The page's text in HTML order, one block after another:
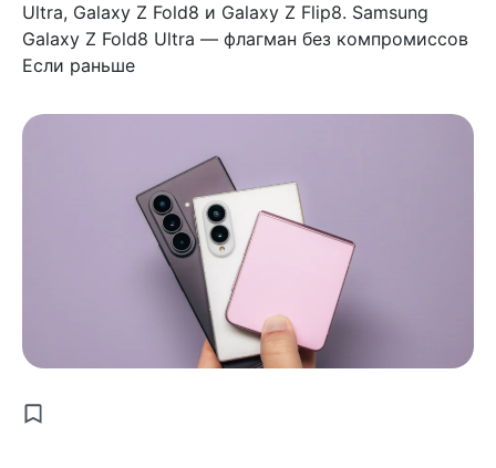
Ultra, Galaxy Z Fold8 и Galaxy Z Flip8. Samsung
Galaxy Z Fold8 Ultra — флагман без компромиссов
Если раньше